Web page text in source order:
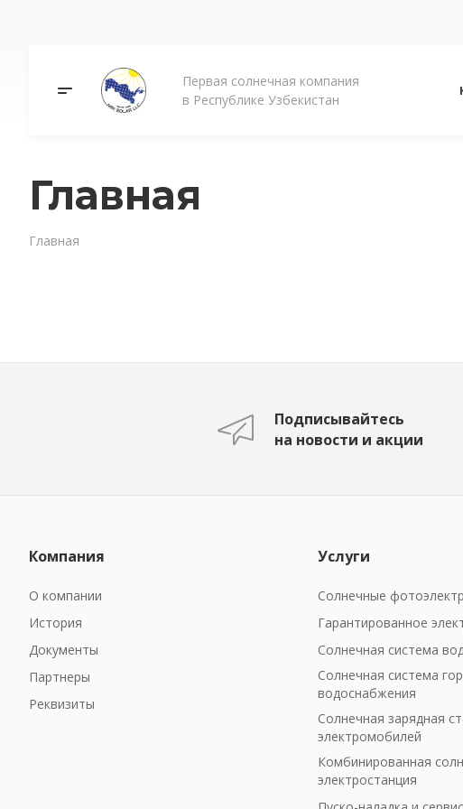
Первая солнечная компания
в Республике Узбекистан
Главная
Главная
Подписывайтесь
на новости и акции
Компания
О компании
История
Документы
Партнеры
Реквизиты
Услуги
Солнечные
Гарантированное
Солнечная система
Солнечная система
водоснабжения
Солнечная зарядная
электромобилей
Комбинированная
электростанция